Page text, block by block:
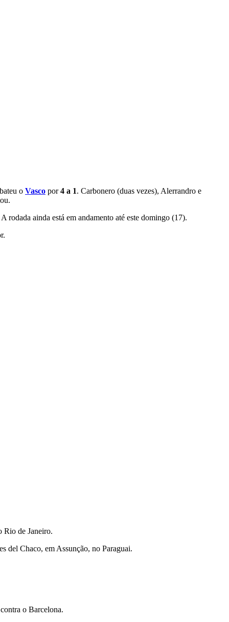
o Vasco por4 a 1. Carbonero (duas vezes), Alerrandro e
rodada ainda está em andamento até este domingo (17).
Rio de Janeiro.
del Chaco, em Assunção, no Paraguai.
o Barcelona.